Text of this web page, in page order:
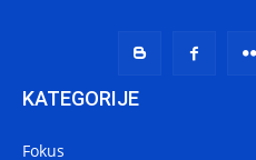
KATEGORIJE
Fokus